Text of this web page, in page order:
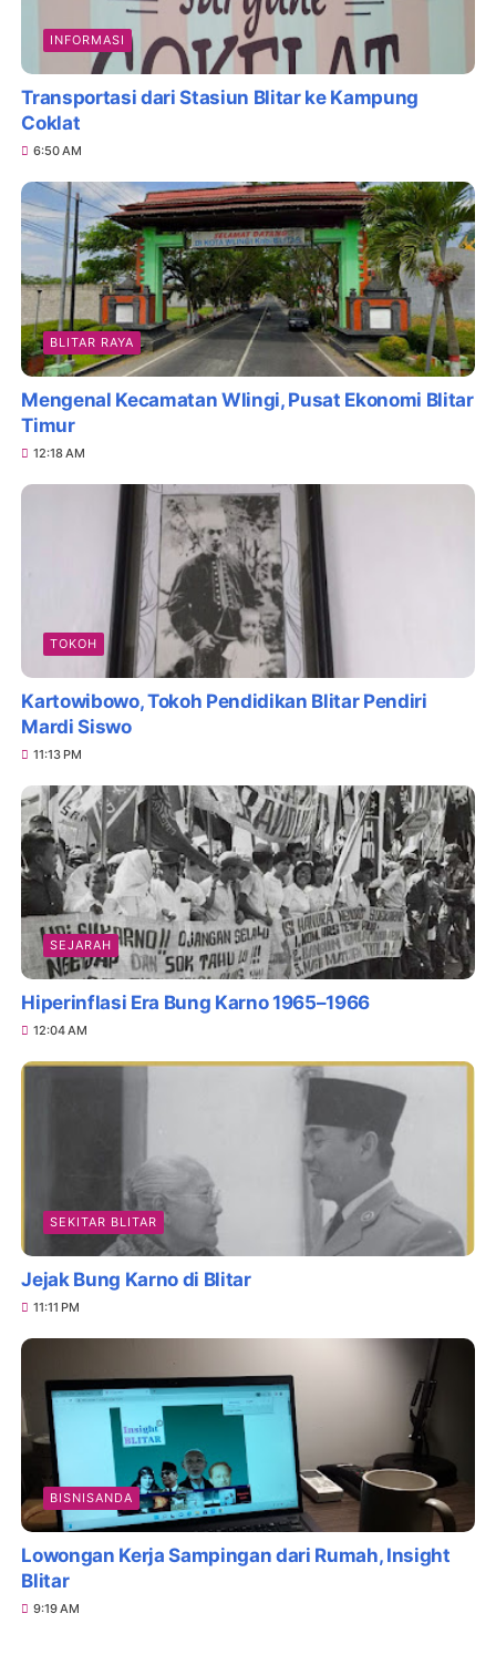
INFORMASI
Transportasi dari Stasiun Blitar ke Kampung
Coklat
6:50 AM
BLITAR RAYA
Mengenal Kecamatan Wlingi, Pusat Ekonomi Blitar
Timur
12:18 AM
TOKOH
Kartowibowo, Tokoh Pendidikan Blitar Pendiri
Mardi Siswo
11:13 PM
SEJARAH
Hiperinflasi Era Bung Karno 1965–1966
12:04 AM
SEKITAR BLITAR
Jejak Bung Karno di Blitar
11:11 PM
BISNISANDA
Lowongan Kerja Sampingan dari Rumah, Insight
Blitar
9:19 AM